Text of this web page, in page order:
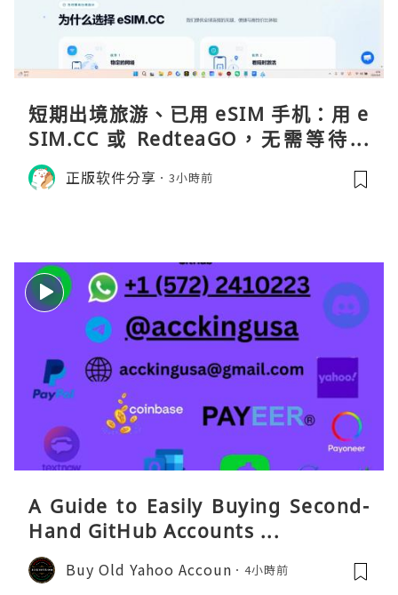
短期出境旅游、已用 eSIM 手机：用 e
SIM.CC 或 RedteaGO，无需等待收
货。需要“当地号码 + 通话短信”（如
打车、外卖、客户联络）：优先 Redt
正版软件分享 3小時前
A Guide to Easily Buying Second-
Hand GitHub Accounts ...
Buy Old Yahoo Accoun 4小時前